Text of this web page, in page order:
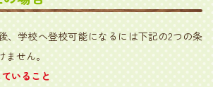
、学校へ登校可能になるには下記の2つの条
ません。
いること